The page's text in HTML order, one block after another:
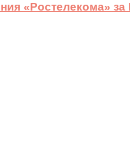
«Ростелекома»